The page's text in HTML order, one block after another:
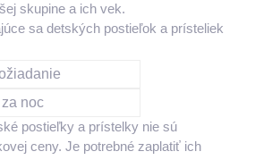
skupine a ich vek.
sa detských postieľok a prísteliek
noc
postieľky a prístelky nie sú
ceny. Je potrebné zaplatiť ich